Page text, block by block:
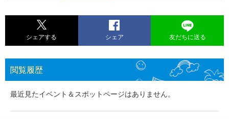
シェアする シェア 友だちに送る
閲覧履歴
最近見たイベント＆スポットページはありません。